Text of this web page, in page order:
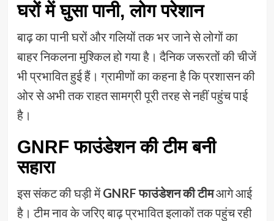
घरों में घुसा पानी, लोग परेशान
बाढ़ का पानी घरों और गलियों तक भर जाने से लोगों का
बाहर निकलना मुश्किल हो गया है। दैनिक जरूरतों की चीजें
भी प्रभावित हुई हैं। ग्रामीणों का कहना है कि प्रशासन की
ओर से अभी तक राहत सामग्री पूरी तरह से नहीं पहुंच पाई
है।
GNRF फाउंडेशन की टीम बनी
सहारा
इस संकट की घड़ी मेंGNRF फाउंडेशन की टीमआगे आई
है। टीम नाव के जरिए बाढ़ प्रभावित इलाकों तक पहुंच रही